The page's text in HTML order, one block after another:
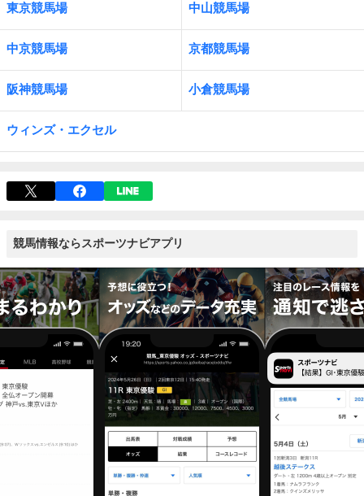
東京競馬場 中山競馬場
中京競馬場 京都競馬場
阪神競馬場 小倉競馬場
ウィンズ・エクセル
競馬情報ならスポーツナビアプリ